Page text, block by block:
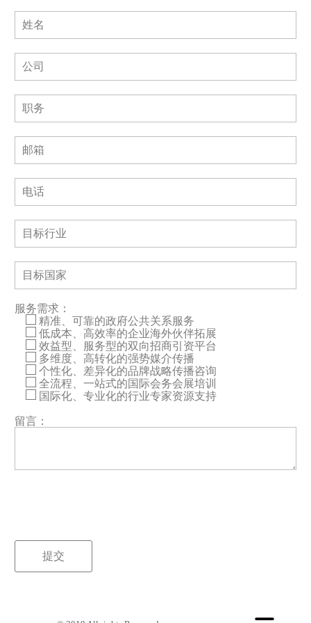
服务需求：
精准、可靠的政府公共关系服务
低成本、高效率的企业海外伙伴拓展
效益型、服务型的双向招商引资平台
多维度、高转化的强势媒介传播
个性化、差异化的品牌战略传播咨询
全流程、一站式的国际会务会展培训
国际化、专业化的行业专家资源支持
留言：